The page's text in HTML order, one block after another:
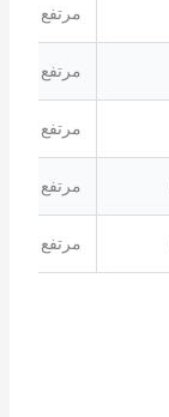
مرتفع جدًا
مرتفع جدًا
مرتفع
مرتفع جدًا
مرتفع